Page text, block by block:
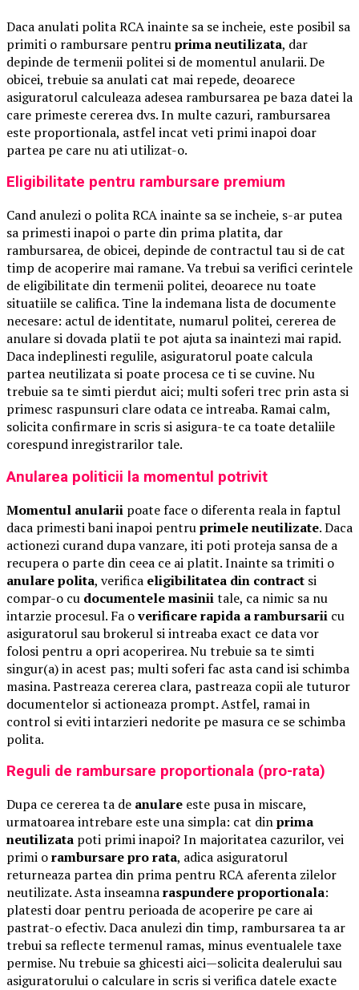
Daca anulati polita RCA inainte sa se incheie, este posibil sa
primiti o rambursare pentruprima neutilizata, dar
depinde de termenii politei si de momentul anularii. De
obicei, trebuie sa anulati cat mai repede, deoarece
asiguratorul calculeaza adesea rambursarea pe baza datei la
care primeste cererea dvs. In multe cazuri, rambursarea
este proportionala, astfel incat veti primi inapoi doar
partea pe care nu ati utilizat-o.
Eligibilitate pentru rambursare premium
Cand anulezi o polita RCA inainte sa se incheie, s-ar putea
sa primesti inapoi o parte din prima platita, dar
rambursarea, de obicei, depinde de contractul tau si de cat
timp de acoperire mai ramane. Va trebui sa verifici cerintele
de eligibilitate din termenii politei, deoarece nu toate
situatiile se califica. Tine la indemana lista de documente
necesare: actul de identitate, numarul politei, cererea de
anulare si dovada platii te pot ajuta sa inaintezi mai rapid.
Daca indeplinesti regulile, asiguratorul poate calcula
partea neutilizata si poate procesa ce ti se cuvine. Nu
trebuie sa te simti pierdut aici; multi soferi trec prin asta si
primesc raspunsuri clare odata ce intreaba. Ramai calm,
solicita confirmare in scris si asigura-te ca toate detaliile
corespund inregistrarilor tale.
Anularea politicii la momentul potrivit
Momentul anularii poate face o diferenta reala in faptul
daca primesti bani inapoi pentruprimele neutilizate. Daca
actionezi curand dupa vanzare, iti poti proteja sansa de a
recupera o parte din ceea ce ai platit. Inainte sa trimiti o
anulare polita, verifica eligibilitatea din contract si
compar-o cu documentele masiniitale, ca nimic sa nu
intarzie procesul. Fa overificare rapida a rambursarii cu
asiguratorul sau brokerul si intreaba exact ce data vor
folosi pentru a opri acoperirea. Nu trebuie sa te simti
singur(a) in acest pas; multi soferi fac asta cand isi schimba
masina. Pastreaza cererea clara, pastreaza copii ale tuturor
documentelor si actioneaza prompt. Astfel, ramai in
control si eviti intarzieri nedorite pe masura ce se schimba
polita.
Reguli de rambursare proportionala (pro-rata)
Dupa ce cererea ta de anulare este pusa in miscare,
urmatoarea intrebare este una simpla: cat dinprima
neutilizata poti primi inapoi? In majoritatea cazurilor, vei
primi orambursare pro rata, adica asiguratorul
returneaza partea din prima pentru RCA aferenta zilelor
neutilizate. Asta inseamnaraspundere proportionala:
platesti doar pentru perioada de acoperire pe care ai
pastrat-o efectiv. Daca anulezi din timp, rambursarea ta ar
trebui sa reflecte termenul ramas, minus eventualele taxe
permise. Nu trebuie sa ghicesti aici—solicita dealerului sau
asiguratorului o calculare in scris si verifica datele exacte